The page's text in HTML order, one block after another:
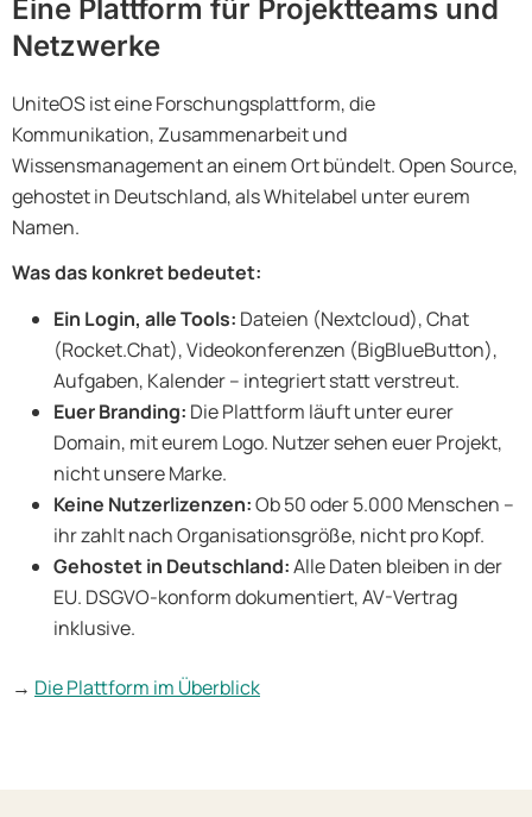
Eine Plattform für Projektteams und
Netzwerke
UniteOS ist eine Forschungsplattform, die
Kommunikation, Zusammenarbeit und
Wissensmanagement an einem Ort bündelt. Open Source,
gehostet in Deutschland, als Whitelabel unter eurem
Namen.
Was das konkret bedeutet:
Ein Login, alle Tools: Dateien (Nextcloud), Chat
(Rocket.Chat), Videokonferenzen (BigBlueButton),
Aufgaben, Kalender – integriert statt verstreut.
Euer Branding: Die Plattform läuft unter eurer
Domain, mit eurem Logo. Nutzer sehen euer Projekt,
nicht unsere Marke.
Keine Nutzerlizenzen:Ob 50 oder 5.000 Menschen –
ihr zahlt nach Organisationsgröße, nicht pro Kopf.
Gehostet in Deutschland:Alle Daten bleiben in der
EU. DSGVO-konform dokumentiert, AV-Vertrag
inklusive.
→ Die Plattform im Überblick